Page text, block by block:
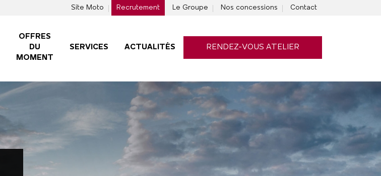
Site Moto Recrutement Le Groupe Nos concessions Contact
OFFRES
DU
MOMENT
SERVICES ACTUALITÉS RENDEZ-VOUS ATELIER